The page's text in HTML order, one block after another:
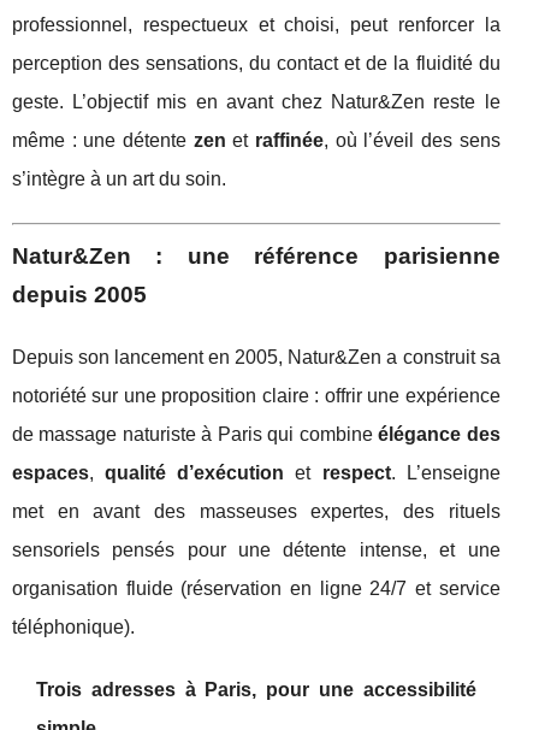
professionnel, respectueux et choisi, peut renforcer la
perception des sensations, du contact et de la fluidité du
geste. L’objectif mis en avant chez Natur&Zen reste le
même : une détente zen et raffinée, où l’éveil des sens
s’intègre à un art du soin.
Natur&Zen : une référence parisienne
depuis 2005
Depuis son lancement en 2005, Natur&Zen a construit sa
notoriété sur une proposition claire : offrir une expérience
de massage naturiste à Paris qui combineélégance des
espaces,qualité d’exécution et respect. L’enseigne
met en avant des masseuses expertes, des rituels
sensoriels pensés pour une détente intense, et une
organisation fluide (réservation en ligne 24/7 et service
téléphonique).
Trois adresses à Paris, pour une accessibilité